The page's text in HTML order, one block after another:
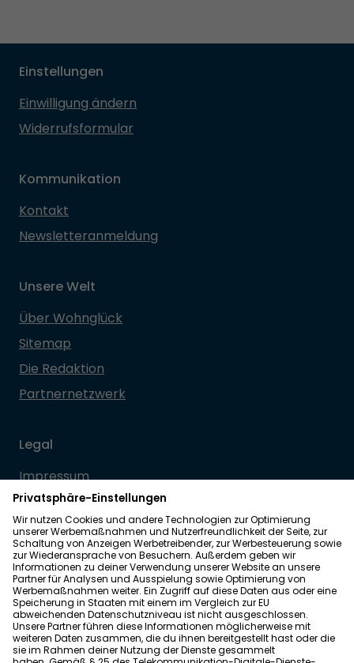
Einstellungen
Einwilligung ändern
Widerrufsformular
Kommunikation
Kontakt
Newsletteranmeldung
Unsere Welt
Über Wohnglück
Sitemap
Die Redaktion
Partnernetzwerk
Legal
Impressum
Datenschutz
Allgemeine Geschäftsbedingungen
Barrierefreiheit